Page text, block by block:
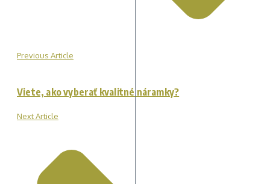
Previous Article
Viete, ako vyberať kvalitné náramky?
Next Article